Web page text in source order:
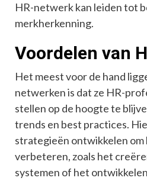
HR-netwerk kan leiden tot
merkherkenning.
Voordelen van
Het meest voor de hand
netwerken is dat ze HR-
stellen op de hoogte te
trends en best practices.
strategieën ontwikkelen
verbeteren, zoals het
systemen of het